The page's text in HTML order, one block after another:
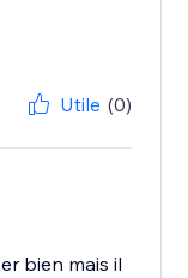
Utile (0)
bien mais il